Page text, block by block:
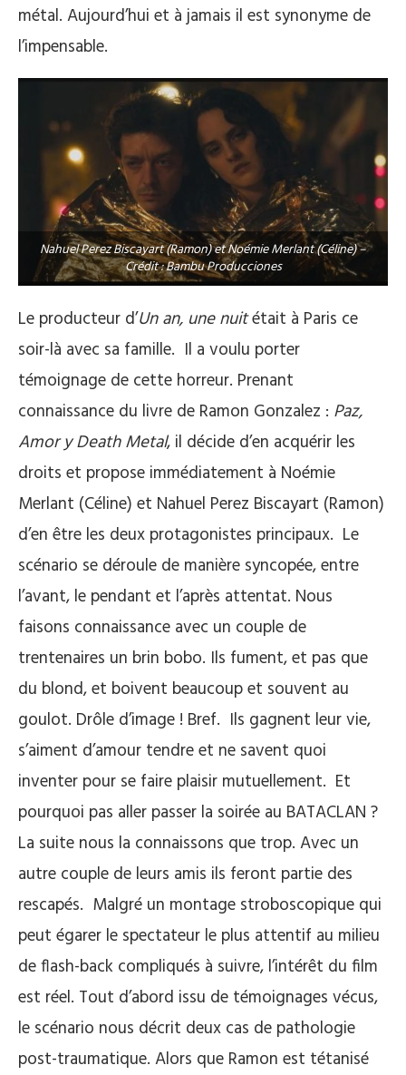
métal. Aujourd’hui et à jamais il est synonyme de
l’impensable.
Nahuel Perez Biscayart (Ramon) et Noémie Merlant (Céline) –
Crédit : Bambu Producciones
Le producteur d’Un an, une nuitétait à Paris ce
soir-là avec sa famille. Il a voulu porter
témoignage de cette horreur. Prenant
connaissance du livre de Ramon Gonzalez : Paz,
Amor y Death Metal, il décide d’en acquérir les
droits et propose immédiatement à Noémie
Merlant (Céline) et Nahuel Perez Biscayart (Ramon)
d’en être les deux protagonistes principaux. Le
scénario se déroule de manière syncopée, entre
l’avant, le pendant et l’après attentat. Nous
faisons connaissance avec un couple de
trentenaires un brin bobo. Ils fument, et pas que
du blond, et boivent beaucoup et souvent au
goulot. Drôle d’image ! Bref. Ils gagnent leur vie,
s’aiment d’amour tendre et ne savent quoi
inventer pour se faire plaisir mutuellement. Et
pourquoi pas aller passer la soirée au BATACLAN ?
La suite nous la connaissons que trop. Avec un
autre couple de leurs amis ils feront partie des
rescapés. Malgré un montage stroboscopique qui
peut égarer le spectateur le plus attentif au milieu
de flash-back compliqués à suivre, l’intérêt du film
est réel. Tout d’abord issu de témoignages vécus,
le scénario nous décrit deux cas de pathologie
post-traumatique. Alors que Ramon est tétanisé